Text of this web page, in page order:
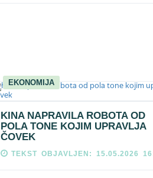
EKONOMIJA
KINA NAPRAVILA ROBOTA OD
POLA TONE KOJIM UPRAVLJA
ČOVEK
TEKST OBJAVLJEN: 15.05.2026